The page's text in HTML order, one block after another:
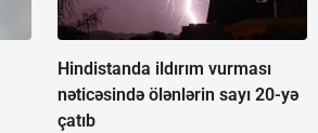
Hindistanda ildırım vurması
nəticəsində ölənlərin sayı 20-yə
çatıb